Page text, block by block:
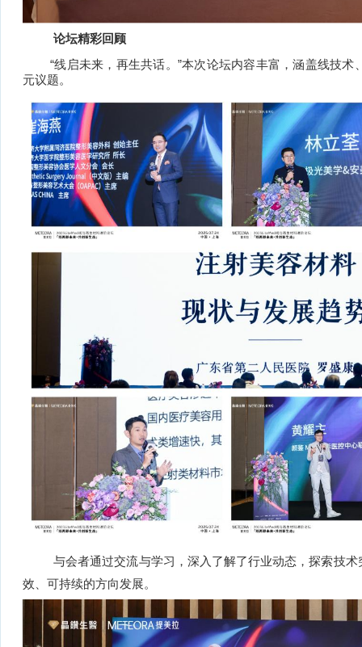
论坛精彩回顾
“线启未来，再生共话。 ”本次论坛内容丰富，涵盖线技术
元议题。
与会者通过交流与学习，深入了解了行业动态，探索技
效、可持续的方向发展。